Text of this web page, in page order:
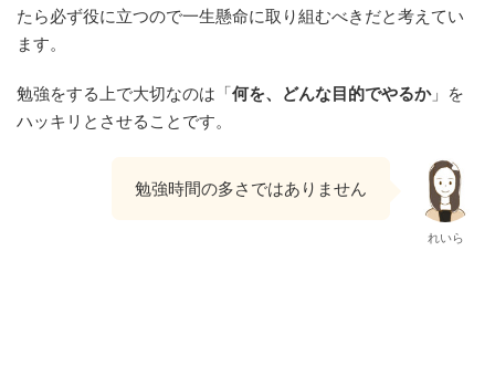
たら必ず役に立つので一生懸命に取り組むべきだと考えてい
ます。
勉強をする上で大切なのは「何を、どんな目的でやるか」を
ハッキリとさせることです。
勉強時間の多さではありません
れいら